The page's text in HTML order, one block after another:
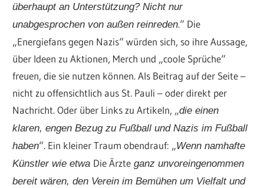
überhaupt an Unterstützung? Nicht nur
unabgesprochen von außen reinreden.“ Die
„Energiefans gegen Nazis“ würden sich, so ihre Aussage,
über Ideen zu Aktionen, Merch und „coole Sprüche“
freuen, die sie nutzen können. Als Beitrag auf der Seite –
nicht zu offensichtlich aus St. Pauli – oder direkt per
Nachricht. Oder über Links zu Artikeln, „die einen
klaren, engen Bezug zu Fußball und Nazis im Fußball
haben“. Ein kleiner Traum obendrauf: „Wenn namhafte
Künstler wie etwa Die Ärzte ganz unvoreingenommen
bereit wären, den Verein im Bemühen um Vielfalt und